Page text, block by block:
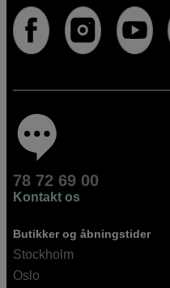
78 72 69 00
Kontakt os
Butikker og åbningstider
Stockholm
Oslo